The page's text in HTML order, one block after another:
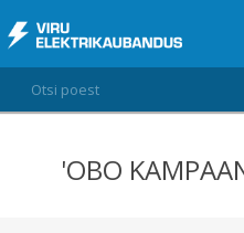
LOGI SISSE
'OBO